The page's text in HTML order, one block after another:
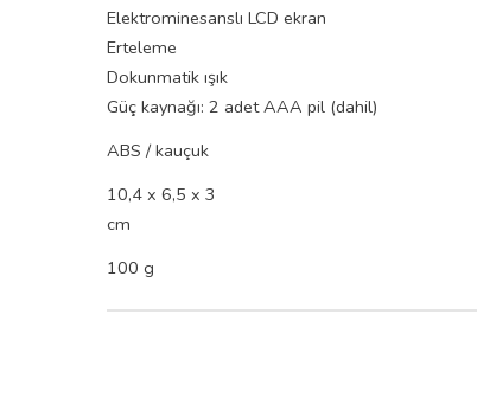
Elektrominesanslı LCD ekran
Erteleme
Dokunmatik ışık
Güç kaynağı: 2 adet AAA pil (dahil)
ABS / kauçuk
10,4 x 6,5 x 3
cm
100 g